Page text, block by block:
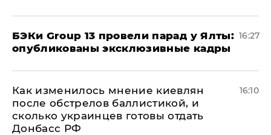
​БЭКи Group 13 провели парад у Ялты:
опубликованы эксклюзивные кадры
16:27
Как изменилось мнение киевлян
после обстрелов баллистикой, и
сколько украинцев готовы отдать
Донбасс РФ
16:10